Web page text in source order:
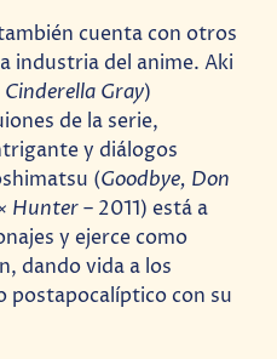
cuenta con otros
industria del anime. Aki
Gray)
de la serie,
y diálogos
(Goodbye, Don
Hunter– 2011) está a
y ejerce como
dando vida a los
postapocalíptico con su